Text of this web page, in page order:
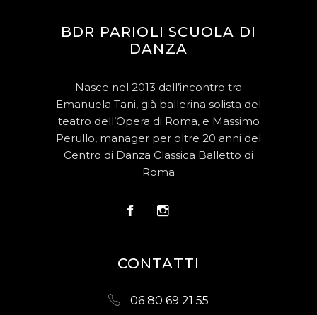
BDR PARIOLI SCUOLA DI
DANZA
Nasce nel 2013 dall’incontro tra
Emanuela Tani, già ballerina solista del
teatro dell’Opera di Roma, e Massimo
Perullo, manager per oltre 20 anni del
Centro di Danza Classica Balletto di
Roma
CONTATTI
06 80 69 21 55